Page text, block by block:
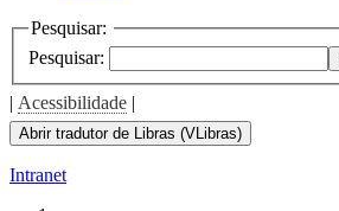
Pesquisar:
Pesquisar:
| Acessibilidade |
Abrir tradutor de Libras (VLibras)
Intranet